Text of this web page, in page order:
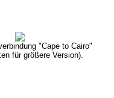
"Cape to Cairo"
für größere Version).